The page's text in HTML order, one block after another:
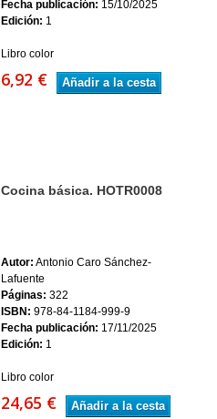
Fecha publicación: 15/10/2025
Edición: 1
Libro color
6,92 € Añadir a la cesta
Cocina básica. HOTR0008
Autor: Antonio Caro Sánchez-
Lafuente
Páginas: 322
ISBN: 978-84-1184-999-9
Fecha publicación: 17/11/2025
Edición: 1
Libro color
24,65 € Añadir a la cesta